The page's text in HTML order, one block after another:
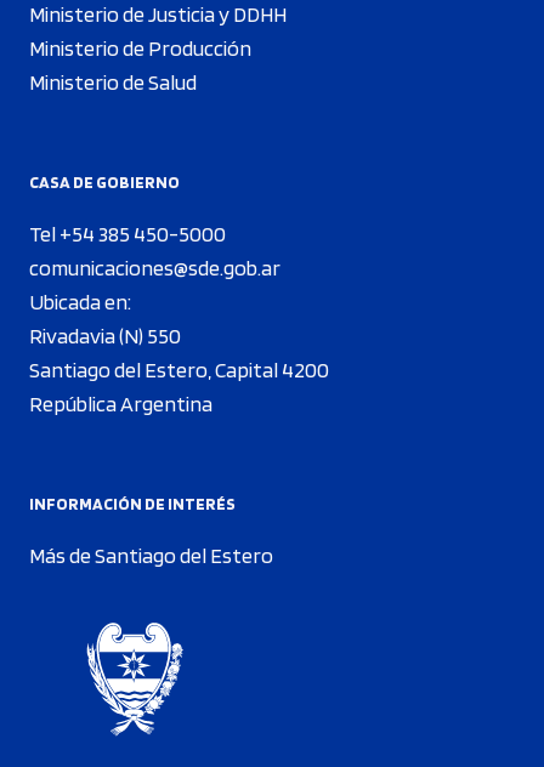
Ministerio de Justicia y DDHH
Ministerio de Producción
Ministerio de Salud
CASA DE GOBIERNO
Tel +54 385 450-5000
comunicaciones@sde.gob.ar
Ubicada en:
Rivadavia (N) 550
Santiago del Estero, Capital 4200
República Argentina
INFORMACIÓN DE INTERÉS
Más de Santiago del Estero